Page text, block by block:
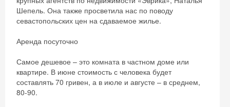
Шепель. Она также просветила нас по поводу
севастопольских цен на сдаваемое жилье.
Аренда посуточно
Самое дешевое – это комната в частном доме или
квартире. В июне стоимость с человека будет
составлять 70 гривен, а в июле и августе – в среднем,
80-90.